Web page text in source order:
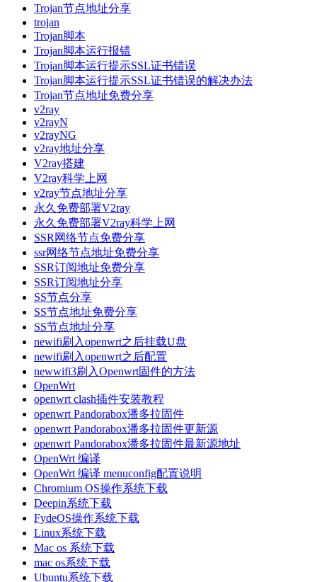
Trojan节点地址分享
trojan
Trojan脚本
Trojan脚本运行报错
Trojan脚本运行提示SSL证书错误
Trojan脚本运行提示SSL证书错误的解决办法
Trojan节点地址免费分享
v2ray
v2rayN
v2rayNG
v2ray地址分享
V2ray搭建
V2ray科学上网
v2ray节点地址分享
永久免费部署V2ray
永久免费部署V2ray科学上网
SSR网络节点免费分享
ssr网络节点地址免费分享
SSR订阅地址免费分享
SSR订阅地址分享
SS节点分享
SS节点地址免费分享
SS节点地址分享
newifi刷入openwrt之后挂载U盘
newifi刷入openwrt之后配置
newwifi3刷入Openwrt固件的方法
OpenWrt
openwrt clash插件安装教程
openwrt Pandorabox潘多拉固件
openwrt Pandorabox潘多拉固件更新源
openwrt Pandorabox潘多拉固件最新源地址
OpenWrt 编译
OpenWrt 编译 menuconfig配置说明
Chromium OS操作系统下载
Deepin系统下载
FydeOS操作系统下载
Linux系统下载
Mac os 系统下载
mac os系统下载
Ubuntu系统下载